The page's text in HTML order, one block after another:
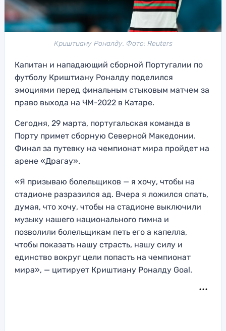
Криштиану Роналду. Фото: Reuters
Капитан и нападающий сборной Португалии по
футболу Криштиану Роналду поделился
эмоциями перед финальным стыковым матчем за
право выхода на ЧМ-2022 в Катаре.
Сегодня, 29 марта, португальская команда в
Порту примет сборную Северной Македонии.
Финал за путевку на чемпионат мира пройдет на
арене «Драгау».
«Я призываю болельщиков — я хочу, чтобы на
стадионе разразился ад. Вчера я ложился спать,
думая, что хочу, чтобы на стадионе выключили
музыку нашего национального гимна и
позволили болельщикам петь его а капелла,
чтобы показать нашу страсть, нашу силу и
единство вокруг цели попасть на чемпионат
мира», — цитирует Криштиану Роналду Goal.